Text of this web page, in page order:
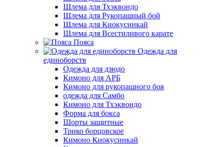
Шлема для Тхэквондо
Шлема для Рукопашный бой
Шлема для Киокусинкай
Шлема для Всестиливого карате
Пояса
Одежда для
единоборств
Одежда для дзюдо
Кимоно для АРБ
Кимоно для рукопашного боя
одежда для Самбо
Кимоно для Тхэквондо
Форма для бокса
Шорты защитные
Трико борцовское
Кимоно Киокусинкай